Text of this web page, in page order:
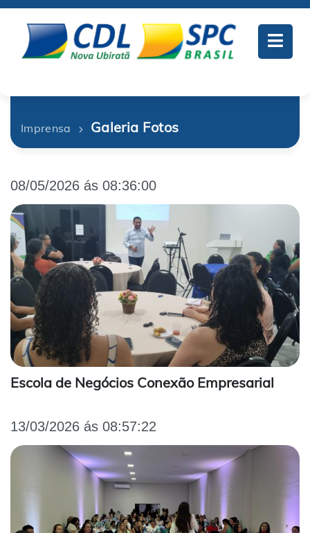
Imprensa Galeria Fotos
08/05/2026 ás 08:36:00
Escola de Negócios Conexão Empresarial
13/03/2026 ás 08:57:22